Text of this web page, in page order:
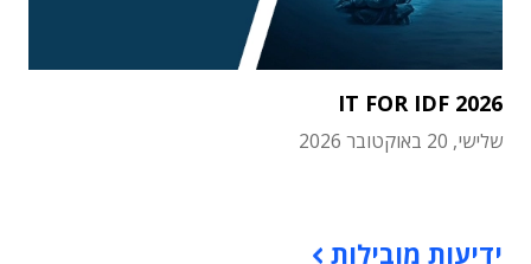
IT FOR IDF 2026
שלישי, 20 באוקטובר 2026
ידיעות מובילות